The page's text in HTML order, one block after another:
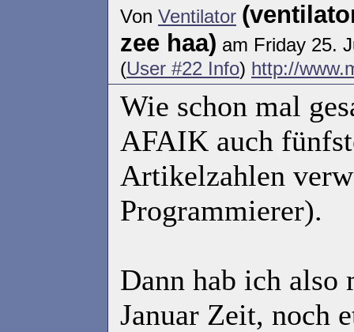
Von Ventilator
zee haa) am Friday 25.
(User #22 Info) http://
Wie schon mal
AFAIK auch
Artikelzahlen
Programmierer).
Dann hab ich also
Januar Zeit, noch